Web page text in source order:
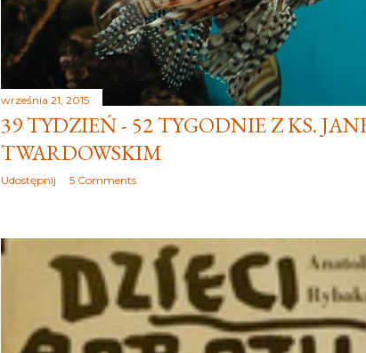
września 21, 2015
39 TYDZIEŃ - 52 TYGODNIE Z KS.
TWARDOWSKIM
Udostępnij 5 Comments